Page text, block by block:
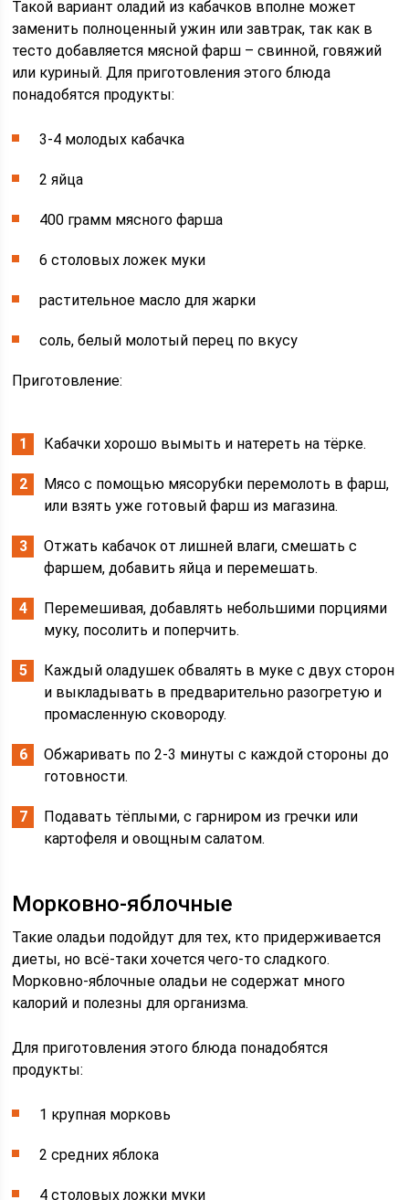
Такой вариант оладий из кабачков вполне может
заменить полноценный ужин или завтрак, так как в
тесто добавляется мясной фарш – свинной, говяжий
или куриный. Для приготовления этого блюда
понадобятся продукты:
3-4 молодых кабачка
2 яйца
400 грамм мясного фарша
6 столовых ложек муки
растительное масло для жарки
соль, белый молотый перец по вкусу
Приготовление:
Кабачки хорошо вымыть и натереть на тёрке.
Мясо с помощью мясорубки перемолоть в фарш,
или взять уже готовый фарш из магазина.
Отжать кабачок от лишней влаги, смешать с
фаршем, добавить яйца и перемешать.
Перемешивая, добавлять небольшими порциями
муку, посолить и поперчить.
Каждый оладушек обвалять в муке с двух сторон
и выкладывать в предварительно разогретую и
промасленную сковороду.
Обжаривать по 2-3 минуты с каждой стороны до
готовности.
Подавать тёплыми, с гарниром из гречки или
картофеля и овощным салатом.
Морковно-яблочные
Такие оладьи подойдут для тех, кто придерживается
диеты, но всё-таки хочется чего-то сладкого.
Морковно-яблочные оладьи не содержат много
калорий и полезны для организма.
Для приготовления этого блюда понадобятся
продукты:
1 крупная морковь
2 средних яблока
4 столовых ложки муки